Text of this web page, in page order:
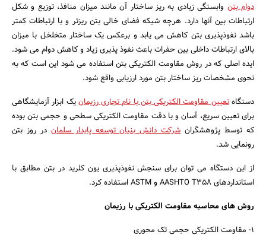
جستجو
دوام بتن وابستگی زیادی به ریز ساختار آن مانند میزان منافذ، توزیع و شکل
ارتباطات بین آنها دارد. هرچه شبکه فضای خالی بتن ریزتر و با ارتباطات کمتر
باشد نفوذپذیری بتن کاهش می یابد و برعکس یک ساختار متخلخل با میزان
بالای ارتباطات داخلی بین حفرات باعث نفوذ پذیری زیاد و کاهش دوام می شود.
ایده اصلی که در روش مقاومت الکتریکی بتن استفاده می شود این است که به
نحوی مشخصات ریز ساختار بتن مورد ارزیابی واقع شود.
دستگاهتعیین مقاومت الکتریکی بتن با نام تجاری رزیمانیک ابزار آزمایشگاهی
برای تعیین سریع، آسان و با دقت مقاومت الکتریکی سطحی و حجمی بتن بوده
که توسط پژوهشگرانشرکت دانش بنیان توسعه پایدار سلماندر روز بتن
رونمایی شد.
از این دستگاه می توان برای سنجش نفوذپذیری یون کلرید در بتن مطابق با
استانداردهای AASHTO T358 و ASTM استفاده کرد.
روش های محاسبه مقاومت الکتریکی با رزیمان
1- مقاومت الکتریکی حجمی تک محوری